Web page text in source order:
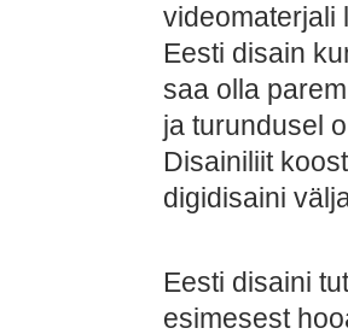
videomaterjali
Eesti disain
saa olla
ja turundusel
Disainiliit
digidisaini
Eesti disaini
esimesest